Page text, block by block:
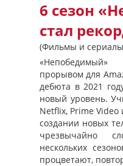
6 сезон
стал
(Фильмы и
прорывом для
дебюта в 2021
новый уровень.
Netflix, Prime
создании новых
чрезвычайно
нескольких
процветают,